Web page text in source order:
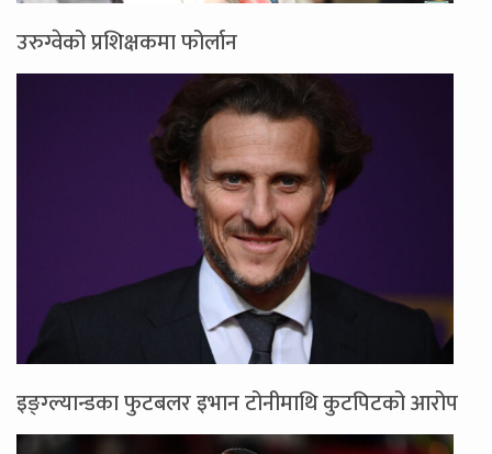
उरुग्वेको प्रशिक्षकमा फोर्लान
इङ्ग्ल्यान्डका फुटबलर इभान टोनीमाथि कुटपिटको आरोप